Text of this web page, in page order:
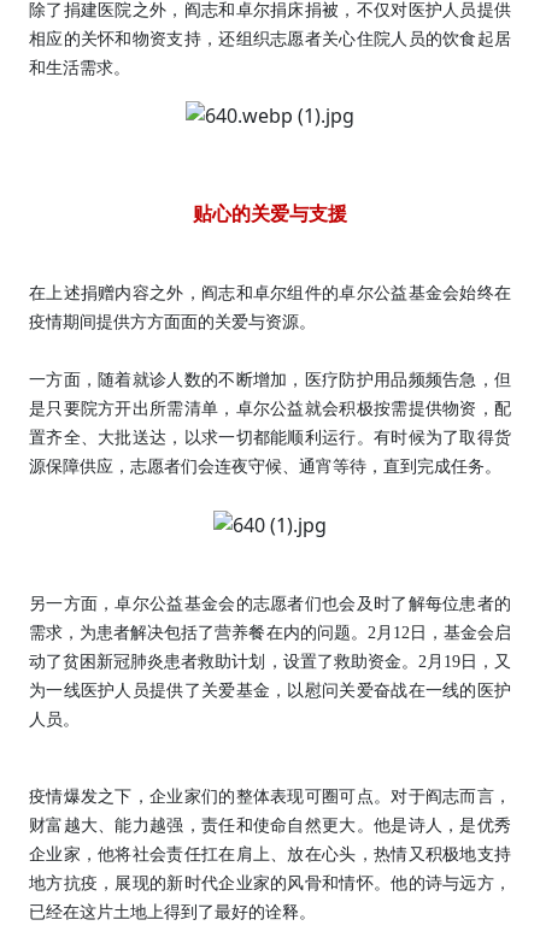
除了捐建医院之外，阎志和卓尔捐床捐被，不仅对医护人员提供
相应的关怀和物资支持，还组织志愿者关心住院人员的饮食起居
和生活需求。
贴心的关爱与支援
在上述捐赠内容之外，阎志和卓尔组件的卓尔公益基金会始终在
疫情期间提供方方面面的关爱与资源。
一方面，随着就诊人数的不断增加，医疗防护用品频频告急，但
是只要院方开出所需清单，卓尔公益就会积极按需提供物资，配
置齐全、大批送达，以求一切都能顺利运行。有时候为了取得货
源保障供应，志愿者们会连夜守候、通宵等待，直到完成任务。
另一方面，卓尔公益基金会的志愿者们也会及时了解每位患者的
需求，为患者解决包括了营养餐在内的问题。2月12日，基金会启
动了贫困新冠肺炎患者救助计划，设置了救助资金。2月19日，又
为一线医护人员提供了关爱基金，以慰问关爱奋战在一线的医护
人员。
疫情爆发之下，企业家们的整体表现可圈可点。对于阎志而言，
财富越大、能力越强，责任和使命自然更大。他是诗人，是优秀
企业家，他将社会责任扛在肩上、放在心头，热情又积极地支持
地方抗疫，展现的新时代企业家的风骨和情怀。他的诗与远方，
已经在这片土地上得到了最好的诠释。